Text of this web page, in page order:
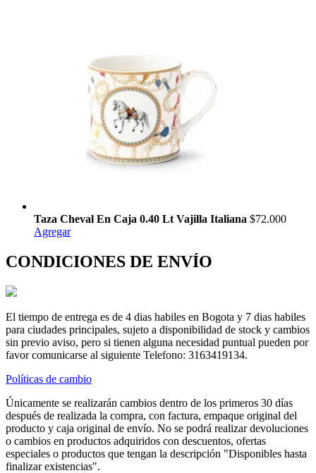
Taza Cheval En Caja 0.40 Lt Vajilla Italiana $72.000
Agregar
CONDICIONES DE ENVÍO
El tiempo de entrega es de 4 dias habiles en Bogota y 7 dias habiles
para ciudades principales, sujeto a disponibilidad de stock y cambios
sin previo aviso, pero si tienen alguna necesidad puntual pueden por
favor comunicarse al siguiente Telefono: 3163419134.
Políticas de cambio
Únicamente se realizarán cambios dentro de los primeros 30 días
después de realizada la compra, con factura, empaque original del
producto y caja original de envío. No se podrá realizar devoluciones
o cambios en productos adquiridos con descuentos, ofertas
especiales o productos que tengan la descripción "Disponibles hasta
finalizar existencias".